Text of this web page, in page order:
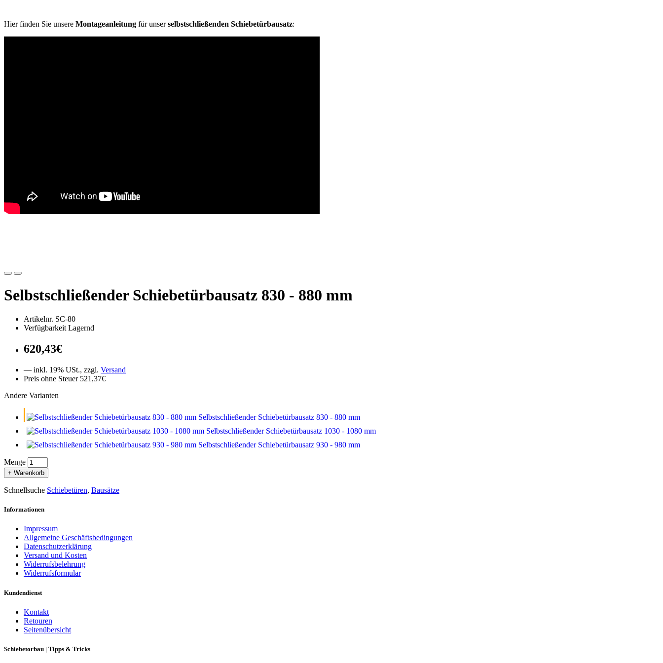
Hier finden Sie unsere Montageanleitung für unserselbstschließenden Schiebetürbausatz:
Selbstschließender Schiebetürbausatz 830 - 880 mm
Artikelnr. SC-80
Verfügbarkeit Lagernd
620,43€
— inkl. 19% USt., zzgl. Versand
Preis ohne Steuer 521,37€
Andere Varianten
Selbstschließender Schiebetürbausatz 830 - 880 mm
Selbstschließender Schiebetürbausatz 1030 - 1080 mm
Selbstschließender Schiebetürbausatz 930 - 980 mm
Menge
+ Warenkorb
Schnellsuche Schiebetüren, Bausätze
Informationen
Impressum
Allgemeine Geschäftsbedingungen
Datenschutzerklärung
Versand und Kosten
Widerrufsbelehrung
Widerrufsformular
Kundendienst
Kontakt
Retouren
Seitenübersicht
Schiebetorbau | Tipps & Tricks